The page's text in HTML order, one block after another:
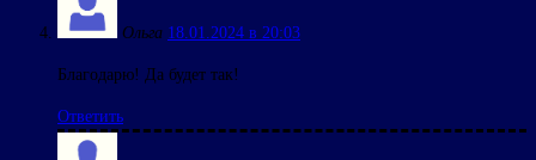
Ольга 18.01.2024 в 20:03
Благодарю! Да будет так!
Ответить